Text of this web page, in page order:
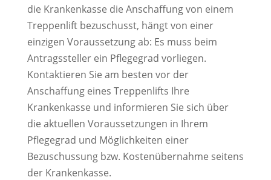
die Krankenkasse die Anschaffung von einem
Treppenlift bezuschusst, hängt von einer
einzigen Voraussetzung ab: Es muss beim
Antragssteller ein Pflegegrad vorliegen.
Kontaktieren Sie am besten vor der
Anschaffung eines Treppenlifts Ihre
Krankenkasse und informieren Sie sich über
die aktuellen Voraussetzungen in Ihrem
Pflegegrad und Möglichkeiten einer
Bezuschussung bzw. Kostenübernahme seitens
der Krankenkasse.